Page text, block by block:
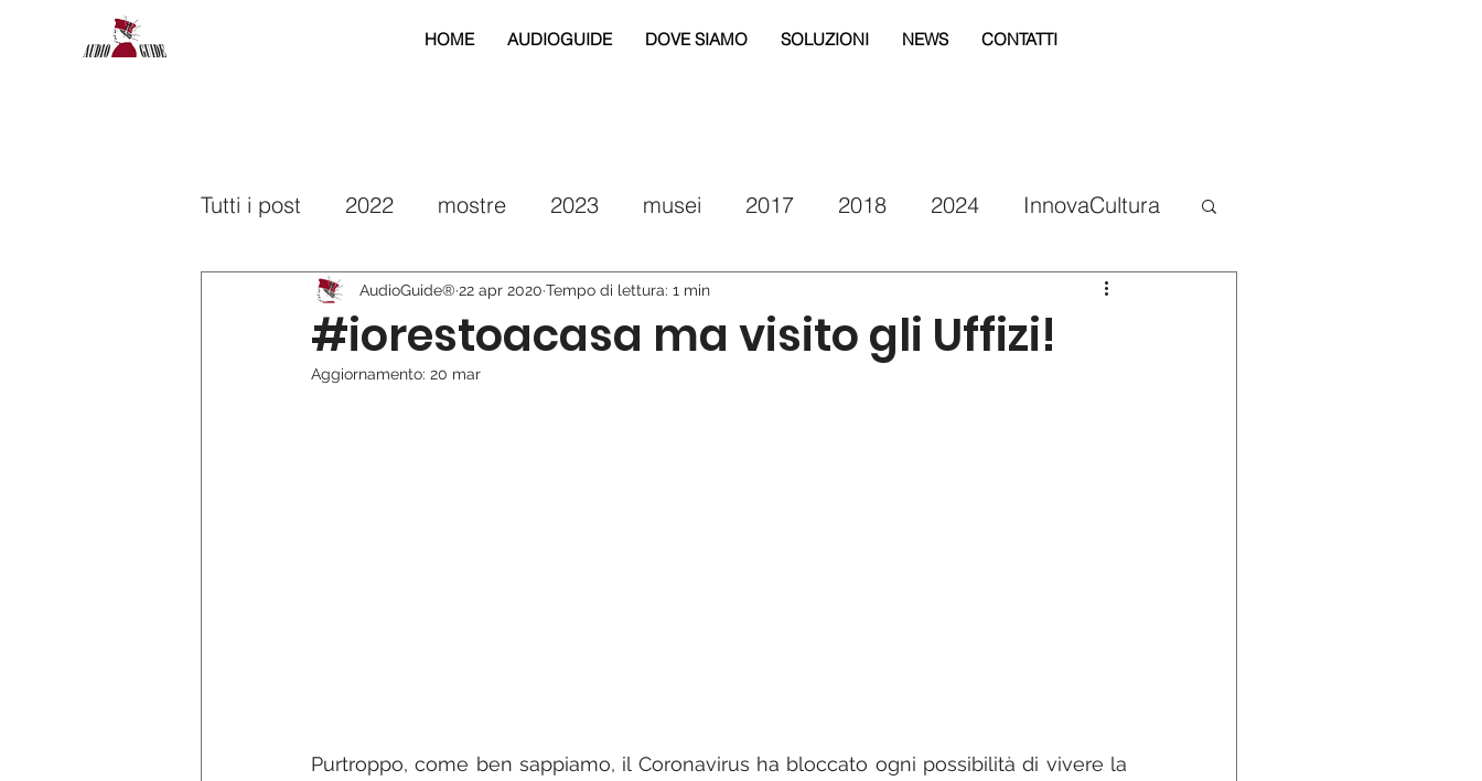
HOME AUDIOGUIDE DOVE SIAMO SOLUZIONI NEWS CONTATTI
Tutti i post 2022 mostre 2023 musei 2017 2018 2024 InnovaCultura
2026 interreg 2019 2020
#iorestoacasa ma visito gli Uffizi!
AudioGuide® 22 apr 2020 Tempo di lettura: 1 min
Aggiornamento: 20 mar
Purtroppo, come ben sappiamo, il Coronavirus ha bloccato ogni possibilità di vivere la